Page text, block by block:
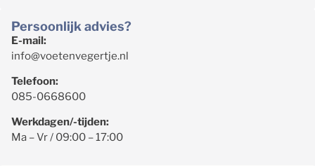
Persoonlijk advies?
E-mail:
info@voetenvegertje.nl
Telefoon:
085-0668600
Werkdagen/-tijden:
Ma – Vr / 09:00 – 17:00